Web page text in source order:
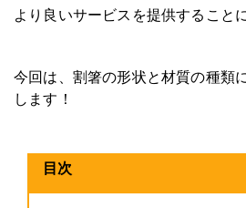
より良いサービスを提供すること
今回は、割箸の形状と材質の種類
します！
目次